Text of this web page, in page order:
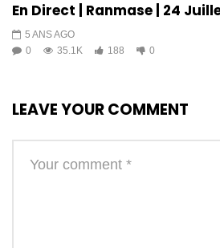
En Direct | Ranmase | 24
5 ANS AGO
0
35.1K 188 0
LEAVE YOUR COMMENT